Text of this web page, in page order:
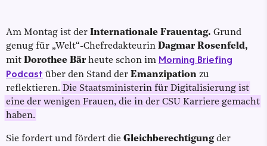
Am Montag ist der Internationale Frauentag. Grund
genug für „Welt“-Chefredakteurin Dagmar Rosenfeld,
mit Dorothee Bärheute schon im Morning Briefing
Podcast über den Stand der Emanzipation zu
reflektieren. Die Staatsministerin für Digitalisierung ist
eine der wenigen Frauen, die in der CSU Karriere gemacht
haben.
Sie fordert und fördert die Gleichberechtigungder